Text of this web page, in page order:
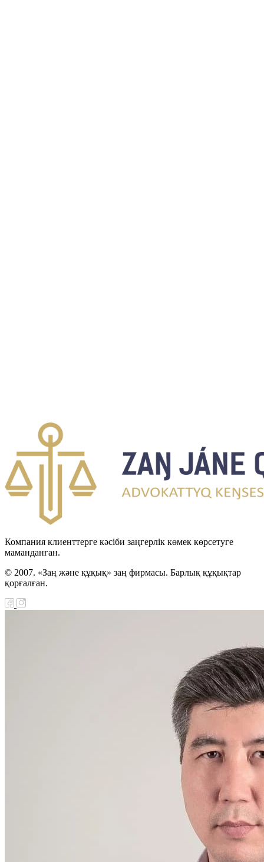
Компания клиенттерге кәсіби заңгерлік көмек көрсетуге
маманданған.
© 2007. «Заң және құқық» заң фирмасы. Барлық құқықтар
қорғалған.